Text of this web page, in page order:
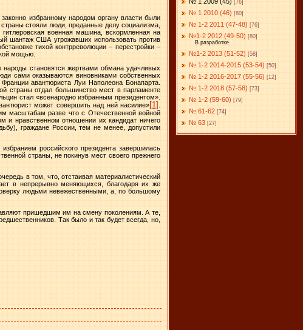
избранному народом органу власти были
стояли люди, преданные делу социализма,
военная машина, вскормленная на
шантаж США угрожавших использовать против
тихой контрреволюции – перестройки –
мощью.
становятся жертвами обмана удачливых
сами оказываются виновниками собственных
авантюриста Луи Наполеона Бонапарта.
страны отдал большинство мест в парламенте
стал «всенародно избранным президентом».
может совершить над ней насилие»[1]
масштабам разве что с Отечественной войной
и нравственном отношении их кандидат ничего
граждане России, тем не менее, допустили
российского президента завершилась
страны, не покинув мест своего прежнего
в том, что, отстаивая материалистический
в непрерывно меняющихся, благодаря их же
людьми невежественными, а, по большому
пришедшим им на смену поколениям. А те,
Так было и так будет всегда, но,
[76]
№ 1 2010 (46) [80]
№ 1-2 2011 (47-48) [76]
№1-2 2012 (49-50) [80]
В разработке
№1-2 2013 (51-52) [58]
№ 1-2 2014-2015 (53-54) [50]
№ 1-2 2016-2017 (55-56) [12]
№ 1-2 2018 (57-58) [73]
№ 1-2 (59-60) [79]
№ 61-62 [74]
№ 63 [27]